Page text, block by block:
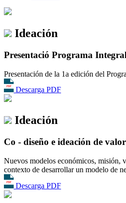
Ideación
Presentació Programa
Presentación de la 1a edición del
Descarga PDF
Ideación
Co - diseño e ideación de valor
Nuevos modelos económicos, misión,
contexto de desarrollar un modelo de
Descarga PDF